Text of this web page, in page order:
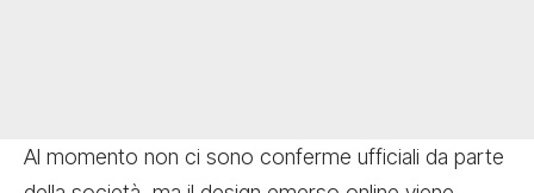
Al momento non ci sono conferme ufficiali da parte